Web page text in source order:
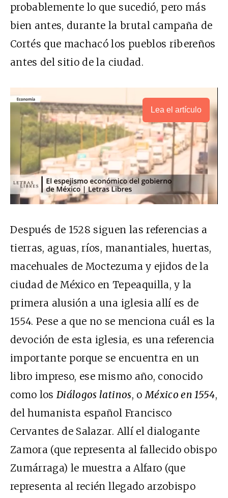
probablemente lo que sucedió, pero más
bien antes, durante la brutal campaña de
Cortés que machacó los pueblos ribereños
antes del sitio de la ciudad.
Lea el artículo
Después de 1528 siguen las referencias a
tierras, aguas, ríos, manantiales, huertas,
macehuales de Moctezuma y ejidos de la
ciudad de México en Tepeaquilla, y la
primera alusión a una iglesia allí es de
1554. Pese a que no se menciona cuál es la
devoción de esta iglesia, es una referencia
importante porque se encuentra en un
libro impreso, ese mismo año, conocido
como losDiálogos latinos, oMéxico en 1554,
del humanista español Francisco
Cervantes de Salazar. Allí el dialogante
Zamora (que representa al fallecido obispo
Zumárraga) le muestra a Alfaro (que
representa al recién llegado arzobispo